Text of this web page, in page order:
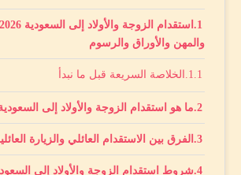
والمهن والأوراق والرسوم
الخلاصة السريعة قبل ما نبدأ
ما هو استقدام الزوجة والأولاد إلى
الفرق بين الاستقدام العائلي والزيارة
شروط استقدام الزوجة والأولاد إلى السعودية